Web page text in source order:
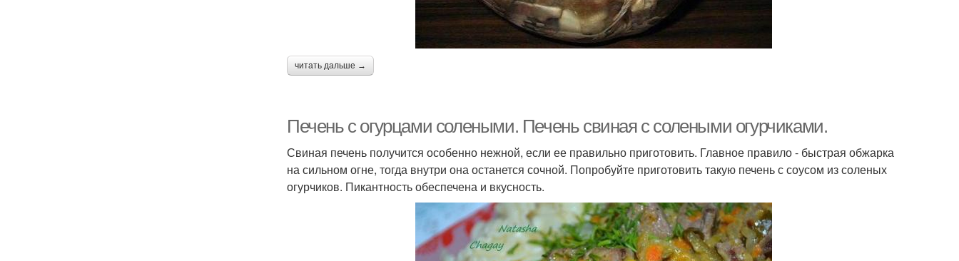
читать дальше →
Печень с огурцами солеными. Печень свиная с солеными огурчиками.
Свиная печень получится особенно нежной, если ее правильно приготовить. Главное правило - быстрая обжарка
на сильном огне, тогда внутри она останется сочной. Попробуйте приготовить такую печень с соусом из соленых
огурчиков. Пикантность обеспечена и вкусность.